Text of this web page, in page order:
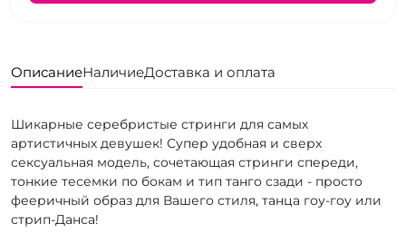
ОписаниеНаличиеДоставка и оплата
Шикарные серебристые стринги для самых
артистичных девушек! Супер удобная и сверх
сексуальная модель, сочетающая стринги спереди,
тонкие тесемки по бокам и тип танго сзади - просто
фееричный образ для Вашего стиля, танца гоу-гоу или
стрип-Данса!